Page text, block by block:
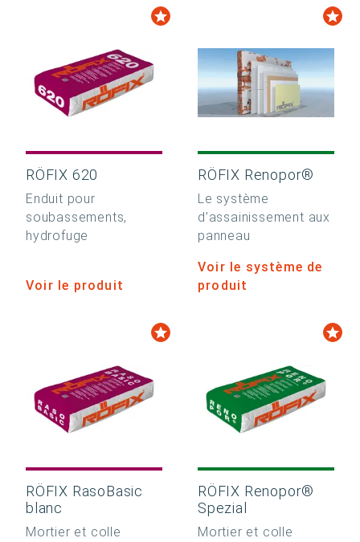
RÖFIX 620
Enduit pour
soubassements,
hydrofuge
Voir le produit
RÖFIX Renopor®
Le système
d’assainissement aux
panneau
Voir le système de
produit
RÖFIX RasoBasic
blanc
Mortier et colle
RÖFIX Renopor®
Spezial
Mortier et colle